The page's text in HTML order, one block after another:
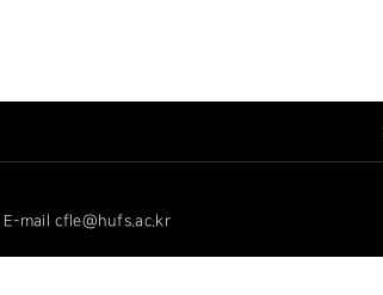
E-mail cfle@hufs.ac.kr